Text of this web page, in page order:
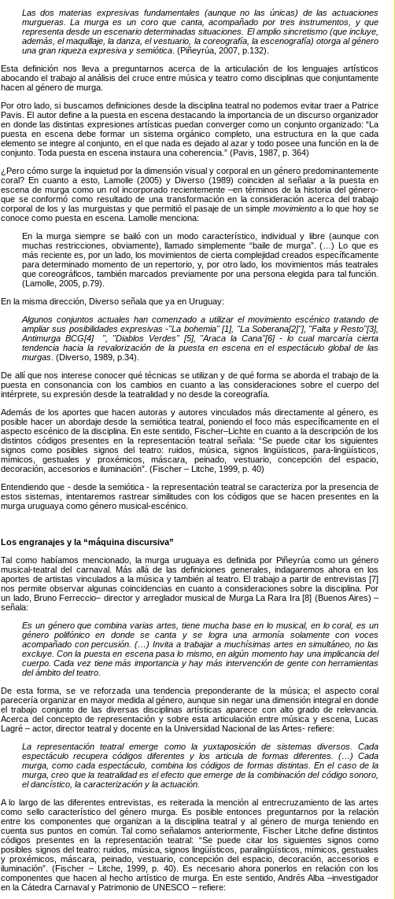
Las dos materias expresivas fundamentales (aunque no las únicas) de las actuaciones
murgueras. La murga es un coro que canta, acompañado por tres instrumentos, y que
representa desde un escenario determinadas situaciones. El amplio sincretismo (que incluye,
además, el maquillaje, la danza, el vestuario, la coreografía, la escenografía) otorga al género
una gran riqueza expresiva y semiótica. (Piñeyrúa, 2007, p.132).
Esta definición nos lleva a preguntarnos acerca de la articulación de los lenguajes artísticos
abocando el trabajo al análisis del cruce entre música y teatro como disciplinas que conjuntamente
hacen al género de murga.
Por otro lado, si buscamos definiciones desde la disciplina teatral no podemos evitar traer a Patrice
Pavis. El autor define a la puesta en escena destacando la importancia de un discurso organizador
en donde las distintas expresiones artísticas puedan converger como un conjunto organizado: “La
puesta en escena debe formar un sistema orgánico completo, una estructura en la que cada
elemento se integre al conjunto, en el que nada es dejado al azar y todo posee una función en la de
conjunto. Toda puesta en escena instaura una coherencia.” (Pavis, 1987, p. 364)
¿Pero cómo surge la inquietud por la dimensión visual y corporal en un género predominantemente
coral? En cuanto a esto, Lamolle (2005) y Diverso (1989) coinciden al señalar a la puesta en
escena de murga como un rol incorporado recientemente –en términos de la historia del género-
que se conformó como resultado de una transformación en la consideración acerca del trabajo
corporal de los y las murguistas y que permitió el pasaje de un simple movimientoa lo que hoy se
conoce como puesta en escena. Lamolle menciona:
En la murga siempre se bailó con un modo característico, individual y libre (aunque con
muchas restricciones, obviamente), llamado simplemente “baile de murga”. (…) Lo que es
más reciente es, por un lado, los movimientos de cierta complejidad creados específicamente
para determinado momento de un repertorio, y, por otro lado, los movimientos más teatrales
que coreográficos, también marcados previamente por una persona elegida para tal función.
(Lamolle, 2005, p.79).
En la misma dirección, Diverso señala que ya en Uruguay:
Algunos conjuntos actuales han comenzado a utilizar el movimiento escénico tratando de
ampliar sus posibilidades expresivas -"La bohemia"[1], "La Soberana[2]"], "Falta y Resto"[3],
Antimurga BCG[4]", "Diablos Verdes" [5], "Araca laCana"[6]- lo cual marcaría cierta
tendencia hacia la revalorización de la puesta en escena en el espectáculo global de las
murgas. (Diverso, 1989, p.34).
De allí que nos interese conocer qué técnicas se utilizan y de qué forma se aborda el trabajo de la
puesta en consonancia con los cambios en cuanto a las consideraciones sobre el cuerpo del
intérprete, su expresión desde la teatralidad y no desde la coreografía.
Además de los aportes que hacen autoras y autores vinculados más directamente al género, es
posible hacer un abordaje desde la semiótica teatral, poniendo el foco más específicamente en el
aspecto escénico de la disciplina. En este sentido, Fischer–Lichte en cuanto a la descripción de los
distintos códigos presentes en la representación teatral señala: “Se puede citar los siguientes
signos como posibles signos del teatro: ruidos, música, signos lingüísticos, para-lingüísticos,
mímicos, gestuales y proxémicos, máscara, peinado, vestuario, concepción del espacio,
decoración, accesorios e iluminación”. (Fischer – Litche, 1999, p. 40)
Entendiendo que - desde la semiótica - la representación teatral se caracteriza por la presencia de
estos sistemas, intentaremos rastrear similitudes con los códigos que se hacen presentes en la
murga uruguaya como género musical-escénico.
Los engranajes y la “máquina discursiva”
Tal como habíamos mencionado, la murga uruguaya es definida por Piñeyrúa como un género
musical-teatral del carnaval. Más allá de las definiciones generales, indagaremos ahora en los
aportes de artistas vinculados a la música y también al teatro. El trabajo a partir de entrevistas [7]
nos permite observar algunas coincidencias en cuanto a consideraciones sobre la disciplina. Por
un lado, Bruno Ferreccio– director y arreglador musical de Murga LaRara Ira [8] (Buenos Aires) –
señala:
Es un género que combina varias artes, tiene mucha base en lo musical, en lo coral, es un
género polifónico en donde se canta y se logra una armonía solamente con voces
acompañado con percusión. (…) Invita a trabajar a muchísimas artes en simultáneo, no las
excluye. Con la puesta en escena pasa lo mismo, en algún momento hay una implicancia del
cuerpo. Cada vez tiene más importancia y hay más intervención de gente con herramientas
del ámbito del teatro.
De esta forma, se ve reforzada una tendencia preponderante de la música; el aspecto coral
parecería organizar en mayor medida al género, aunque sin negar una dimensión integral en donde
el trabajo conjunto de las diversas disciplinas artísticas aparece con alto grado de relevancia.
Acerca del concepto de representación y sobre esta articulación entre música y escena, Lucas
Lagré – actor, director teatral y docente en la Universidad Nacional de las Artes- refiere:
La representación teatral emerge como la yuxtaposición de sistemas diversos. Cada
espectáculo recupera códigos diferentes y los articula de formas diferentes. (…) Cada
murga, como cada espectáculo, combina los códigos de formas distintas. En el caso de la
murga, creo que la teatralidad es el efecto que emerge de la combinación del código sonoro,
el dancístico, la caracterización y la actuación.
A lo largo de las diferentes entrevistas, es reiterada la mención al entrecruzamiento de las artes
como sello característico del género murga. Es posible entonces preguntarnos por la relación
entre los componentes que organizan a la disciplina teatral y al género de murga teniendo en
cuenta sus puntos en común. Tal como señalamos anteriormente, Fischer Litche define distintos
códigos presentes en la representación teatral: “Se puede citar los siguientes signos como
posibles signos del teatro: ruidos, música, signos lingüísticos, paralingüísticos, mímicos, gestuales
y proxémicos, máscara, peinado, vestuario, concepción del espacio, decoración, accesorios e
iluminación”. (Fischer – Litche, 1999, p. 40). Es necesario ahora ponerlos en relación con los
componentes que hacen al hecho artístico de murga. En este sentido, Andrés Alba –investigador
en la Cátedra Carnaval y Patrimonio de UNESCO – refiere: